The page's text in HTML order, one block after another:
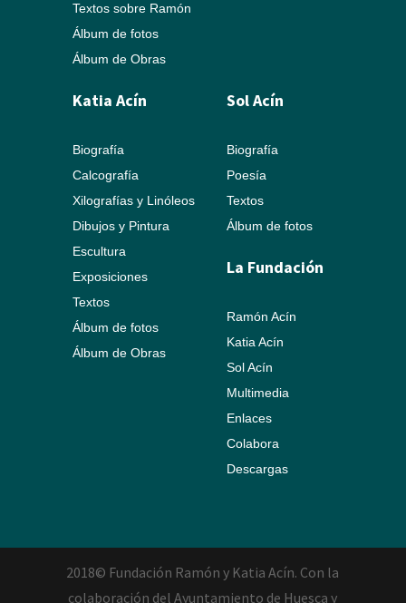
Textos sobre Ramón
Álbum de fotos
Álbum de Obras
Katia Acín
Biografía
Calcografía
Xilografías y Linóleos
Dibujos y Pintura
Escultura
Exposiciones
Textos
Álbum de fotos
Álbum de Obras
Sol Acín
Biografía
Poesía
Textos
Álbum de fotos
La Fundación
Ramón Acín
Katia Acín
Sol Acín
Multimedia
Enlaces
Colabora
Descargas
2018© Fundación Ramón y Katia Acín. Con la
colaboración del Ayuntamiento de Huesca y